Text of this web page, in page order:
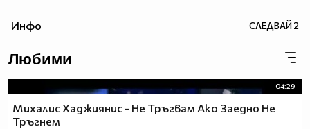
Инфо СЛЕДВАЙ2
Любими
04:29
Михалис Хаджиянис - Не Тръгвам Ако Заедно Не
Тръгнем